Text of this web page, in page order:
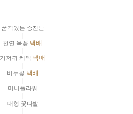
품격있는 승진난
|
천연 옥꽃 택배
기저귀 케익 택배
비누꽃 택배
|
머니플라워
|
대형 꽃다발